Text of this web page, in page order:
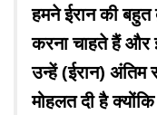
हमने ईरान की बहुत
करना चाहते हैं और
उन्हें (ईरान)
मोहलत दी है